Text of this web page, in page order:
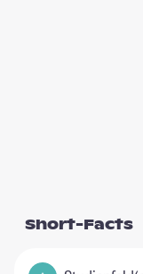
Short-Facts